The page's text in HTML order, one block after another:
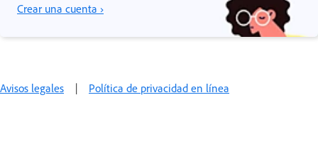
Crear una cuenta ›
Avisos legales | Política de privacidad en línea